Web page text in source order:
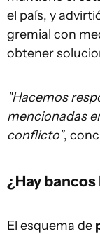
el país, y
gremial con
obtener
"Hacemos
mencionadas
conflicto",
¿Hay
El esquema de